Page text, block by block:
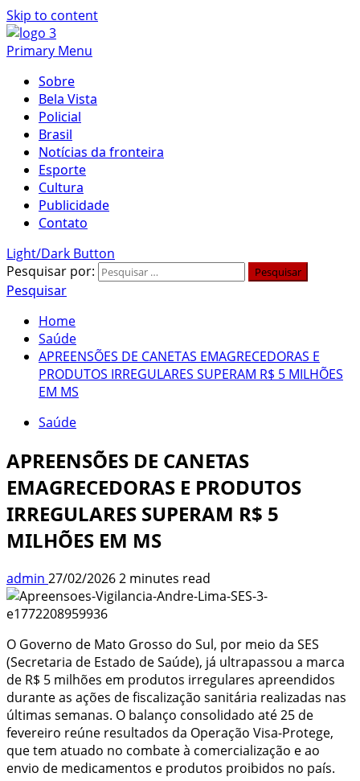
Skip to content
Primary Menu
Sobre
Bela Vista
Policial
Brasil
Notícias da fronteira
Esporte
Cultura
Publicidade
Contato
Light/Dark Button
Pesquisar por:
Pesquisar
Home
Saúde
APREENSÕES DE CANETAS EMAGRECEDORAS E
PRODUTOS IRREGULARES SUPERAM R$ 5 MILHÕES
EM MS
Saúde
APREENSÕES DE CANETAS
EMAGRECEDORAS E PRODUTOS
IRREGULARES SUPERAM R$ 5
MILHÕES EM MS
admin 27/02/20262 minutes read
O Governo de Mato Grosso do Sul, por meio da SES
(Secretaria de Estado de Saúde), já ultrapassou a marca
de R$ 5 milhões em produtos irregulares apreendidos
durante as ações de fiscalização sanitária realizadas nas
últimas semanas. O balanço consolidado até 25 de
fevereiro reúne resultados da Operação Visa-Protege,
que tem atuado no combate à comercialização e ao
envio de medicamentos e produtos proibidos no país.